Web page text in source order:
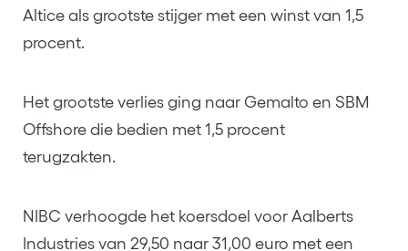
Altice als grootste stijger met een winst van 1,5
procent.
Het grootste verlies ging naar Gemalto en SBM
Offshore die bedien met 1,5 procent
terugzakten.
NIBC verhoogde het koersdoel voor Aalberts
Industries van 29,50 naar 31,00 euro met een